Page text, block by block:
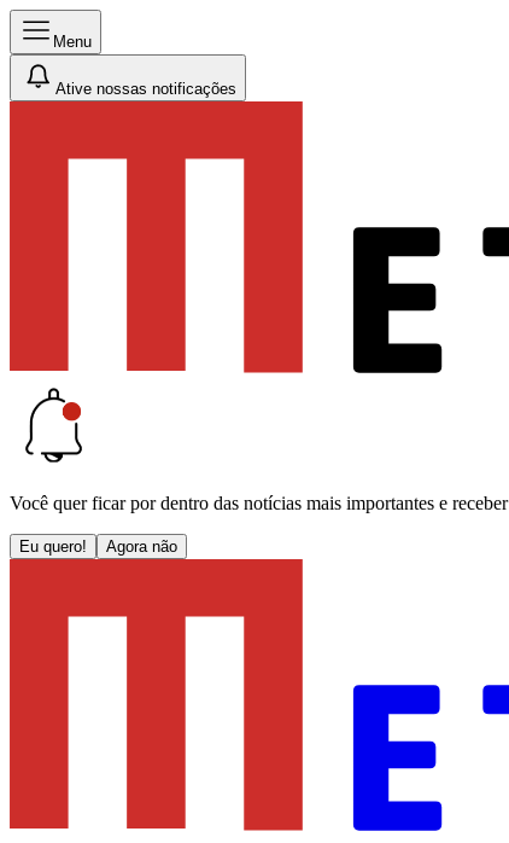
Menu
Ative nossas notificações
Você quer ficar por dentro das notícias mais importantes e receber
Eu quero! Agora não